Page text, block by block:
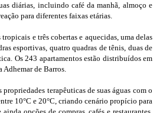
diárias, incluindo café da manhã, almoço e
para diferentes faixas etárias.
e três cobertas e aquecidas, uma delas
esportivas, quatro quadras de tênis, duas de
Os 243 apartamentos estão distribuídos em
Adhemar de Barros.
terapêuticas de suas águas com o
10°C e 20°C, criando cenário propício para